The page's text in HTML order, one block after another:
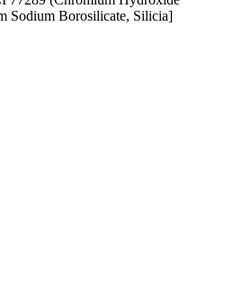
Sodium Borosilicate, Silicia]